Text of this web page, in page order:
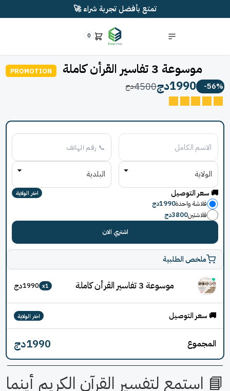
تمتع بأفضل تجربة شراء 🚀
0
موسوعة 3 تفاسير القرأن كاملة PROMOTION
4500دج1990
فلاشة واحدة
فلاشتين
ملخص الطلبية
دج1990 موسوعة 3 تفاسير القرأن كاملة
اختر الولاية
دج1990